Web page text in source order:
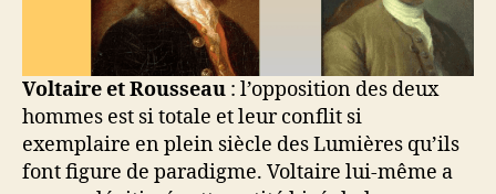
Voltaire et Rousseau : l’opposition des deux
hommes est si totale et leur conflit si
exemplaire en plein siècle des Lumières qu’ils
font figure de paradigme. Voltaire lui-même a